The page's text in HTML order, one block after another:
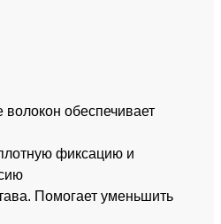
обеспечивает
фиксацию и
Помогает уменьшить